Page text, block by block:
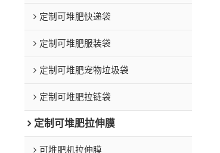
定制可堆肥快递袋
定制可堆肥服装袋
定制可堆肥宠物垃圾袋
定制可堆肥拉链袋
定制可堆肥拉伸膜
可堆肥机拉伸膜